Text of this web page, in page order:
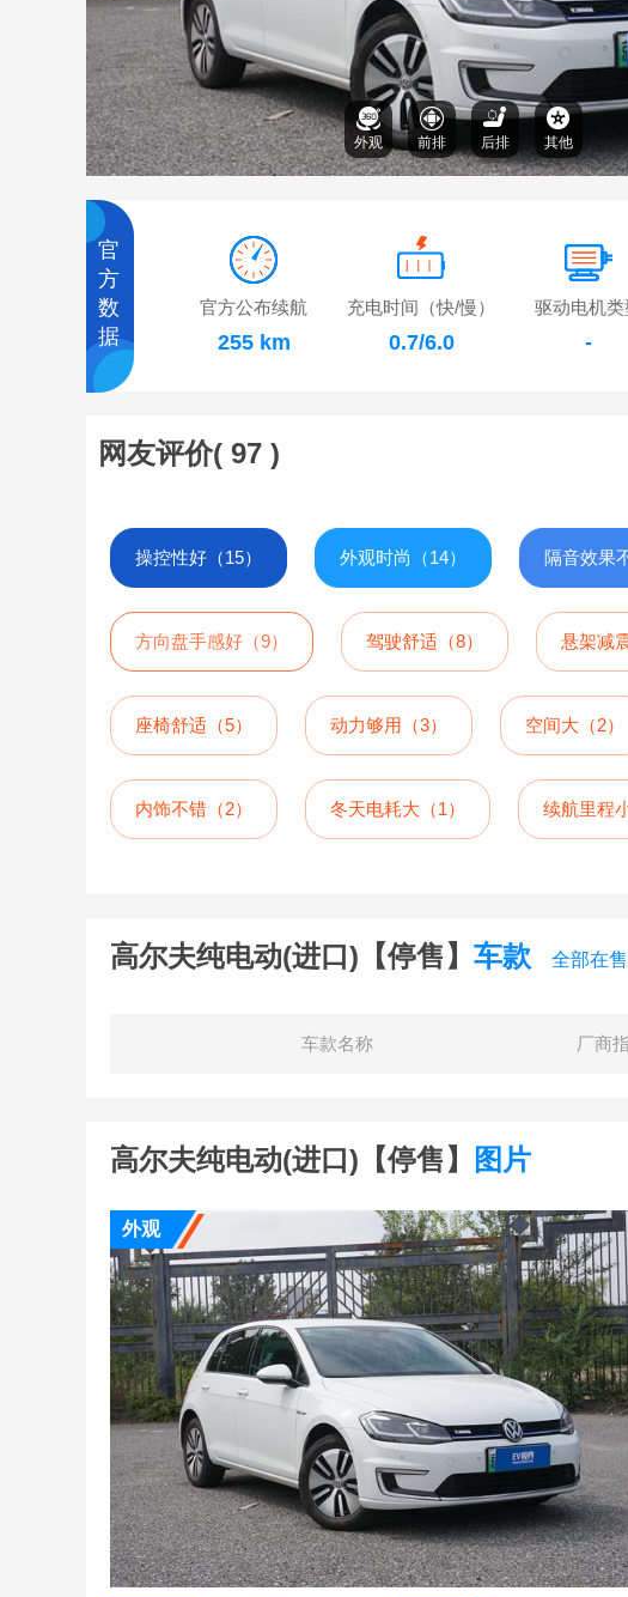
外观 前排 后排 其他
官
方
数
据
官方公布续航
255 km
充电时间（快/慢）
0.7/6.0
驱动电机类
-
网友评价( 97 )
操控性好（15） 外观时尚（14） 隔音效果
方向盘手感好（9） 驾驶舒适（8） 悬架减
座椅舒适（5） 动力够用（3） 空间大（2）
内饰不错（2） 冬天电耗大（1） 续航里程
高尔夫纯电动(进口)【停售】 车款 全部在售
车款名称 厂商
高尔夫纯电动(进口)【停售】 图片
外观